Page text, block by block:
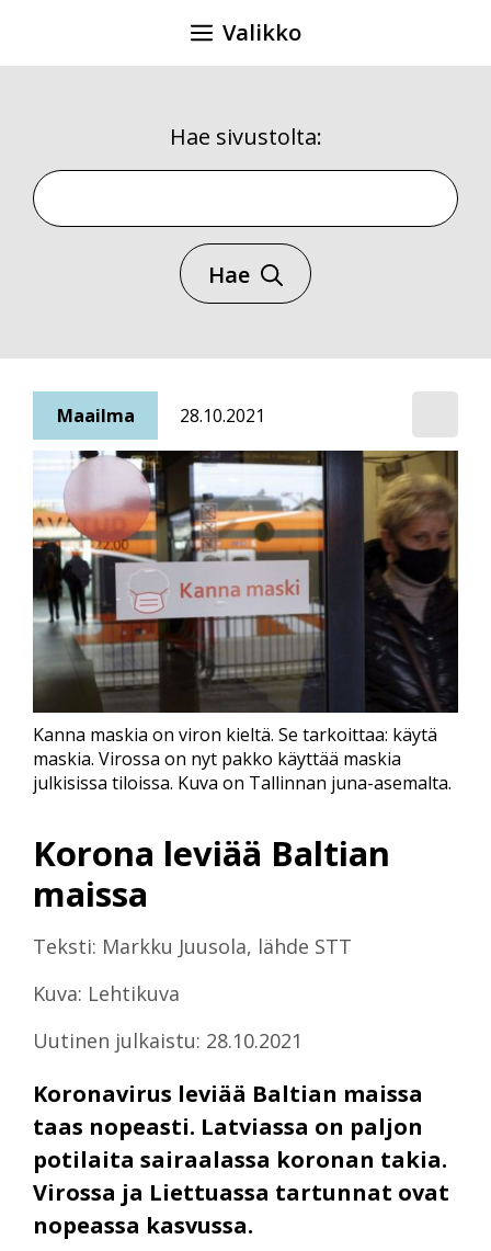
Valikko
Hae sivustolta:
Hae sivustolta
Hae
Maailma 28.10.2021
Korona leviää Baltian
maissa
Teksti: Markku Juusola, lähde STT
Kuva: Lehtikuva
Uutinen julkaistu: 28.10.2021
Koronavirus leviää Baltian maissa
taas nopeasti. Latviassa on paljon
potilaita sairaalassa koronan takia.
Virossa ja Liettuassa tartunnat ovat
nopeassa kasvussa.
Kanna maskia on viron kieltä. Se tarkoittaa: käytä
maskia. Virossa on nyt pakko käyttää maskia
julkisissa tiloissa. Kuva on Tallinnan juna-asemalta.